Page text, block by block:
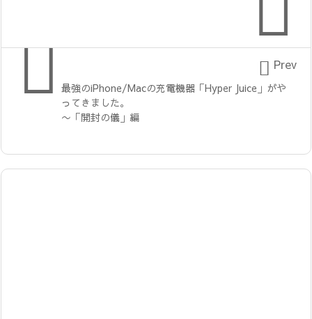
最強のiPhone/Macの充電機器「Hyper Juice」がや
ってきました。
〜「開封の儀」編
 Prev